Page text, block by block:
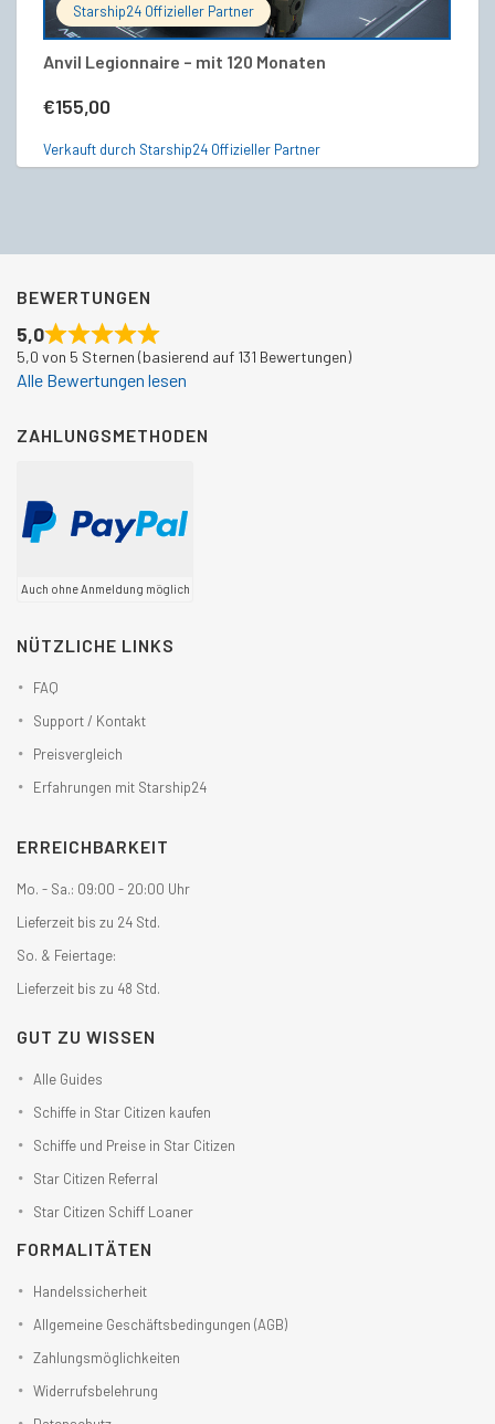
Starship24 Offizieller Partner
Anvil Legionnaire – mit 120 Monaten
€155,00
Verkauft durch Starship24 Offizieller Partner
BEWERTUNGEN
5,0
5,0 von 5 Sternen (basierend auf 131 Bewertungen)
Alle Bewertungen lesen
ZAHLUNGSMETHODEN
Auch ohne Anmeldung möglich
NÜTZLICHE LINKS
FAQ
Support / Kontakt
Preisvergleich
Erfahrungen mit Starship24
ERREICHBARKEIT
Mo. - Sa.: 09:00 - 20:00 Uhr
Lieferzeit bis zu 24 Std.
So. & Feiertage:
Lieferzeit bis zu 48 Std.
GUT ZU WISSEN
Alle Guides
Schiffe in Star Citizen kaufen
Schiffe und Preise in Star Citizen
Star Citizen Referral
Star Citizen Schiff Loaner
FORMALITÄTEN
Handelssicherheit
Allgemeine Geschäftsbedingungen (AGB)
Zahlungsmöglichkeiten
Widerrufsbelehrung